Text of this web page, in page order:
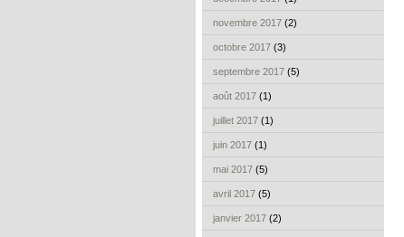
novembre 2017 (2)
octobre 2017 (3)
septembre 2017 (5)
août 2017 (1)
juillet 2017 (1)
juin 2017 (1)
mai 2017 (5)
avril 2017 (5)
janvier 2017 (2)